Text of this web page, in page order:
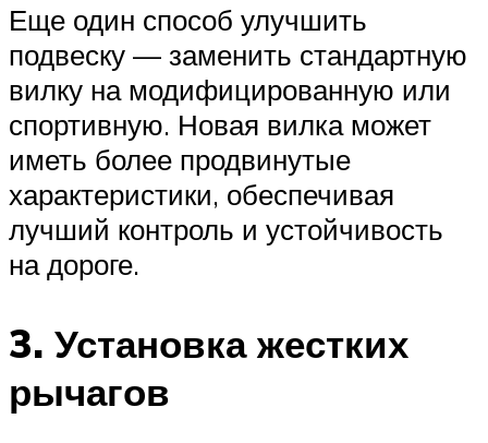
Еще один способ улучшить
подвеску — заменить стандартную
вилку на модифицированную или
спортивную. Новая вилка может
иметь более продвинутые
характеристики, обеспечивая
лучший контроль и устойчивость
на дороге.
3. Установка жестких
рычагов